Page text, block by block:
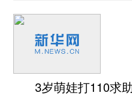
3岁萌娃打110求